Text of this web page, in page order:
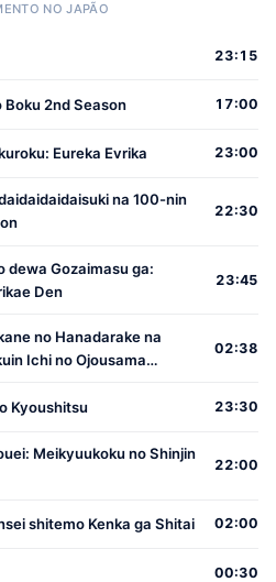
NO JAPÃO
23:15
2nd Season 17:00
Eureka Evrika 23:00
na 100-nin
22:30
dewa Gozaimasu ga:
Den
23:45
no Hanadarake na
Ichi no Ojousama
02:38
Kyoushitsu 23:30
Meikyuukoku no Shinjin
22:00
shitemo Kenka ga Shitai 02:00
00:30